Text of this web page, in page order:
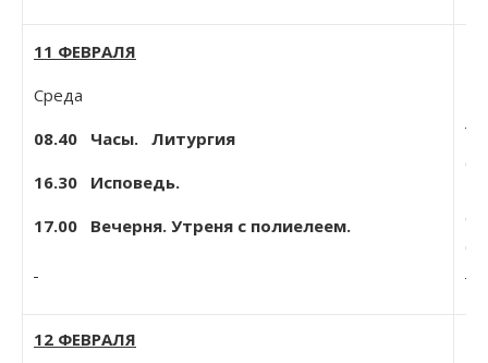
11 ФЕВРАЛЯ
Среда
08.40 Часы. Литургия
16.30 Исповедь.
17.00 Вечерня. Утреня с полиелеем.
12 ФЕВРАЛЯ